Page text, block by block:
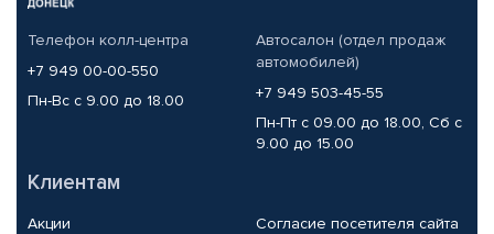
Телефон колл-центра
+7 949 00-00-550
Пн-Вс с 9.00 до 18.00
Автосалон (отдел продаж
автомобилей)
+7 949 503-45-55
Пн-Пт с 09.00 до 18.00, Сб с
9.00 до 15.00
Клиентам
Акции
Согласие посетителя сайта